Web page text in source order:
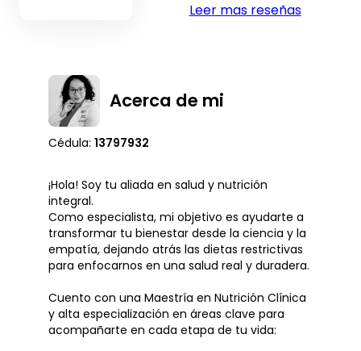
Leer mas reseñas
Acerca de mi
Cédula: 13797932
¡Hola! Soy tu aliada en salud y nutrición
integral.
Como especialista, mi objetivo es ayudarte a
transformar tu bienestar desde la ciencia y la
empatía, dejando atrás las dietas restrictivas
para enfocarnos en una salud real y duradera.
Cuento con una Maestría en Nutrición Clínica
y alta especialización en áreas clave para
acompañarte en cada etapa de tu vida: